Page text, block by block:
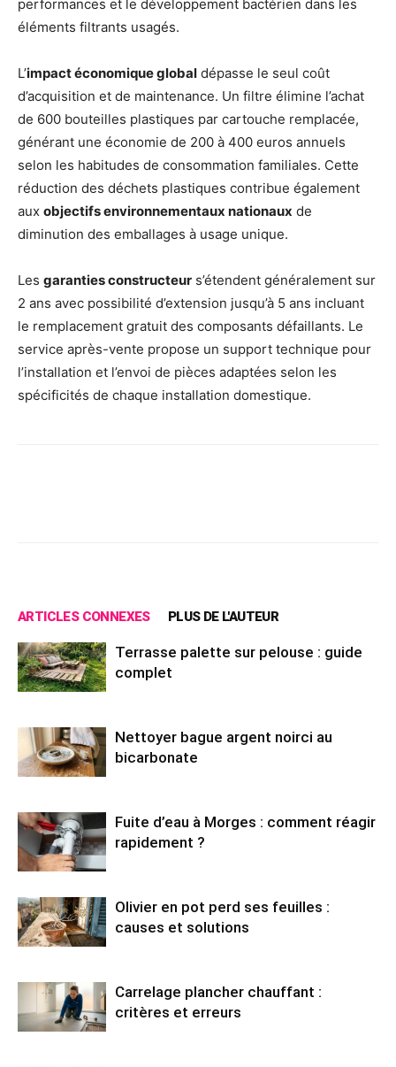
performances et le développement bactérien dans les
éléments filtrants usagés.
L’impact économique global dépasse le seul coût
d’acquisition et de maintenance. Un filtre élimine l’achat
de 600 bouteilles plastiques par cartouche remplacée,
générant une économie de 200 à 400 euros annuels
selon les habitudes de consommation familiales. Cette
réduction des déchets plastiques contribue également
aux objectifs environnementaux nationaux de
diminution des emballages à usage unique.
Les garanties constructeur s’étendent généralement sur
2 ans avec possibilité d’extension jusqu’à 5 ans incluant
le remplacement gratuit des composants défaillants. Le
service après-vente propose un support technique pour
l’installation et l’envoi de pièces adaptées selon les
spécificités de chaque installation domestique.
ARTICLES CONNEXES PLUS DE L'AUTEUR
Terrasse palette sur pelouse : guide
complet
Nettoyer bague argent noirci au
bicarbonate
Fuite d’eau à Morges : comment réagir
rapidement ?
Olivier en pot perd ses feuilles :
causes et solutions
Carrelage plancher chauffant :
critères et erreurs